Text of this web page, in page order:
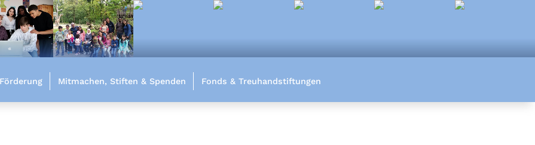
Mitmachen, Stiften & Spenden Fonds & Treuhandstiftungen